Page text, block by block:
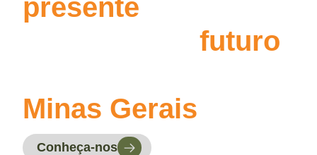
presente
futuro
Minas Gerais
Conheça-nos